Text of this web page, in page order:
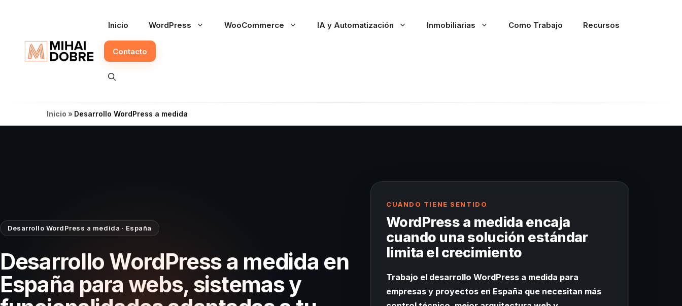
Inicio WordPress WooCommerce IA y Automatización Inmobiliarias Como Trabajo Recursos
Contacto
Inicio » Desarrollo WordPress a medida
Desarrollo WordPress a medida · España
Desarrollo WordPress a medida en
España para webs, sistemas y
CUÁNDO TIENE SENTIDO
WordPress a medida encaja
cuando una solución estándar
limita el crecimiento
Trabajo el desarrollo WordPress a medida para
empresas y proyectos en España que necesitan más